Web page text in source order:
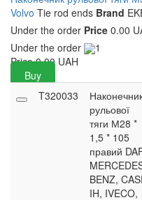
Volvo Tie rod ends Brand
Under the order Price 0.00
Under the order
1
Price 0.00 UAH
Buy
T320033
рульової
тяги М28 *
1,5 * 105
правий
BENZ,
IH, IVECO,